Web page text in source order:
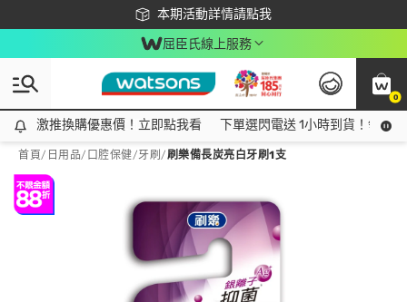
本期活動詳情請點我
下載app最高回饋$350
屈臣氏線上服務
0
激推換購優惠價！立即點我看
激推換購優惠價！立即點我看 下單選閃電送 1小時到貨！領神
首頁/ 日用品/ 口腔保健/牙刷 /刷樂備長炭亮白牙刷1支